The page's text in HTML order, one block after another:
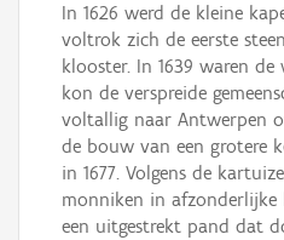
In 1626 werd de kleine
voltrok zich de eerste
klooster. In 1639 waren
kon de verspreide
voltallig naar Antwerpen
de bouw van een grotere
in 1677. Volgens de
monniken in afzonderlijke
een uitgestrekt pand dat